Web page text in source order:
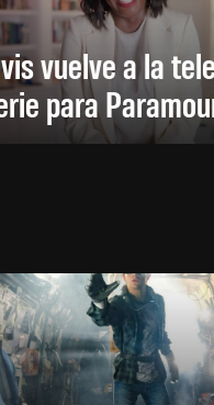
vuelve a la
para